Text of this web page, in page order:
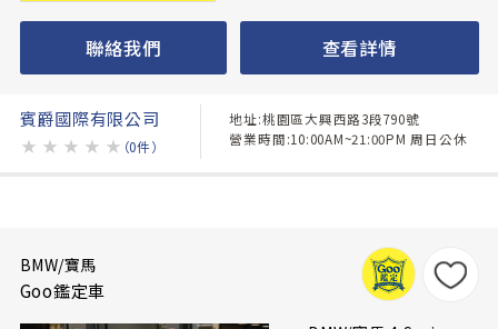
聯絡我們 查看詳情
賓爵國際有限公司
★ ★ ★ ★ ★ （0件）
地址:桃園區大興西路3段790號
營業時間:10:00AM~21:00PM 周日公休
BMW/寶馬
Goo鑑定車